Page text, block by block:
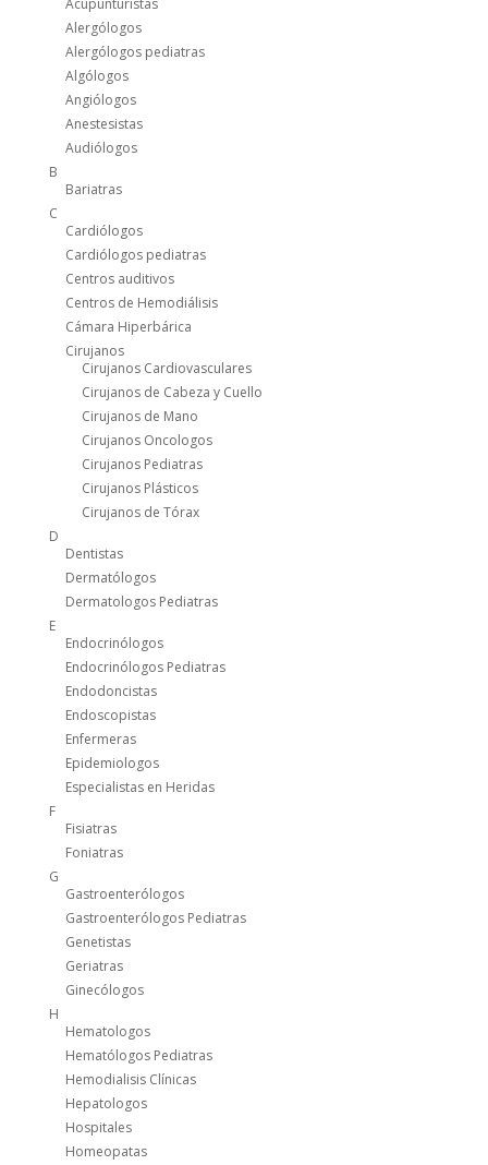
Acupunturistas
Alergólogos
Alergólogos pediatras
Algólogos
Angiólogos
Anestesistas
Audiólogos
B
Bariatras
C
Cardiólogos
Cardiólogos pediatras
Centros auditivos
Centros de Hemodiálisis
Cámara Hiperbárica
Cirujanos
Cirujanos Cardiovasculares
Cirujanos de Cabeza y Cuello
Cirujanos de Mano
Cirujanos Oncologos
Cirujanos Pediatras
Cirujanos Plásticos
Cirujanos de Tórax
D
Dentistas
Dermatólogos
Dermatologos Pediatras
E
Endocrinólogos
Endocrinólogos Pediatras
Endodoncistas
Endoscopistas
Enfermeras
Epidemiologos
Especialistas en Heridas
F
Fisiatras
Foniatras
G
Gastroenterólogos
Gastroenterólogos Pediatras
Genetistas
Geriatras
Ginecólogos
H
Hematologos
Hematólogos Pediatras
Hemodialisis Clínicas
Hepatologos
Hospitales
Homeopatas